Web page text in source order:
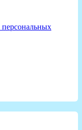
персональных